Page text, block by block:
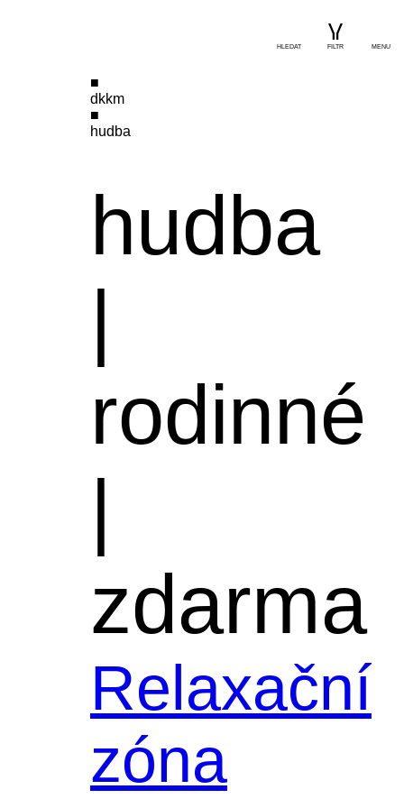
dkkm
hudba
hudba
|
rodinné
|
zdarma
Relaxační
zóna
HLEDAT FILTR MENU